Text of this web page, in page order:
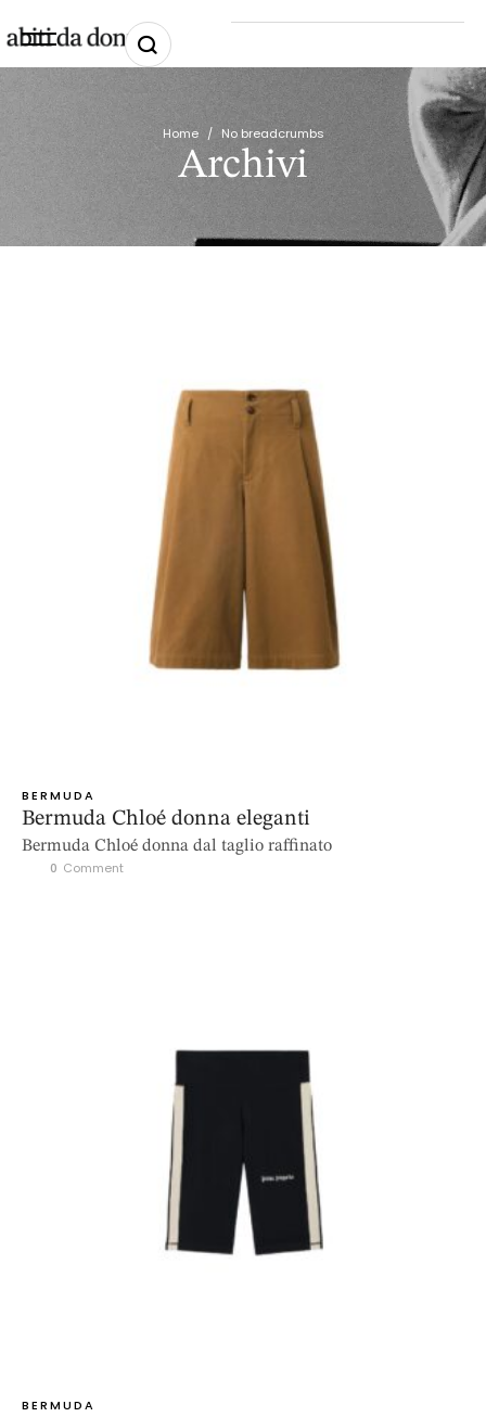
Home / No breadcrumbs
Archivi
BERMUDA
Bermuda Chloé donna eleganti
Bermuda Chloé donna dal taglio raffinato
0 Comment
BERMUDA